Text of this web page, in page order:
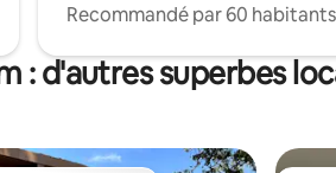
Recommandé par 60 habitants
: d'autres superbes